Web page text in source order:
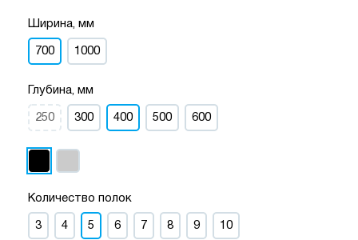
Ширина, мм
700 1000
Глубина, мм
250 300 400 500 600
Количество полок
3 4 5 6 7 8 9 10